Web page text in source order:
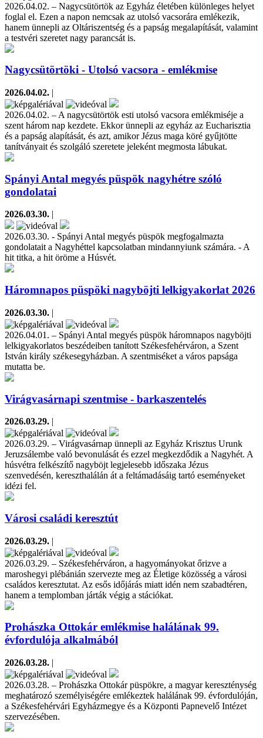
2026.04.02. – Nagycsütörtök az Egyház életében különleges helyet
foglal el. Ezen a napon nemcsak az utolsó vacsorára emlékezik,
hanem ünnepli az Oltáriszentség és a papság megalapítását, valamint
a testvéri szeretet nagy parancsát is.
Nagycsütörtöki - Utolsó vacsora - emlékmise
2026.04.02. |
2026.04.02. – A nagycsütörtök esti utolsó vacsora emlékmiséje a
szent három nap kezdete. Ekkor ünnepli az egyház az Eucharisztia
és a papság alapítását, és azt, amikor Jézus maga köré gyűjtötte
tanítványait és szolgáló szeretete jeleként megmosta lábukat.
Spányi Antal megyés püspök nagyhétre szóló
gondolatai
2026.03.30. |
2026.03.30. - Spányi Antal megyés püspök megfogalmazta
gondolatait a Nagyhéttel kapcsolatban mindannyiunk számára. - A
hit titka, a hit öröme a Húsvét.
Háromnapos püspöki nagyböjti lelkigyakorlat 2026
2026.03.30. |
2026.04.01. – Spányi Antal megyés püspök háromnapos nagyböjti
lelkigyakorlatos beszédeiben tanított Székesfehérváron, a Szent
István király székesegyházban. A szentmiséket a város papsága
mutatta be.
Virágvasárnapi szentmise - barkaszentelés
2026.03.29. |
2026.03.29. – Virágvasárnap ünnepli az Egyház Krisztus Urunk
Jeruzsálembe való bevonulását és ezzel megkezdődik a Nagyhét. A
húsvétra felkészítő nagyböjt legjelesebb időszaka Jézus
szenvedésén, kereszthalálán át a feltámadásáig tartó eseményeket
idézi fel.
Városi családi keresztút
2026.03.29. |
2026.03.29. – Székesfehérváron, a hagyományokat őrizve a
maroshegyi plébánián szervezte meg az Életige közösség a városi
családos keresztutat. Az esős időjárás miatt idén nem szabadtéren,
hanem a templomban járták végig a stációkat.
Prohászka Ottokár emlékmise halálának 99.
évfordulója alkalmából
2026.03.28. |
2026.03.28. – Prohászka Ottokár püspökre, a magyar kereszténység
meghatározó személyiségére emlékeztek halálának 99. évfordulóján,
a Székesfehérvári Egyházmegye és a Központi Papnevelő Intézet
szervezésében.